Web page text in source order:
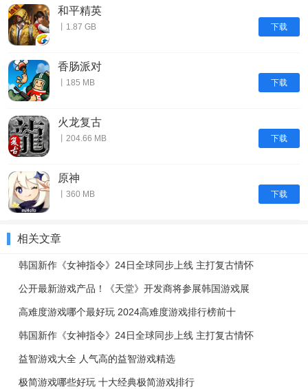
下载
和平精英
丨1.87 GB
下载
香肠派对
丨185 MB
下载
火龙复古
丨204.66 MB
下载
原神
丨360 MB
相关文章
韩国新作《女神指令》24日全球同步上线 主打复古情怀
公开最新游戏产品！《天堂》开发商将参展韩国游戏展
高难度游戏哪个最好玩 2024高难度游戏排行榜前十
韩国新作《女神指令》24日全球同步上线 主打复古情怀
益智游戏大全 人气高的益智游戏精选
极简游戏哪些好玩 十大经典极简游戏排行